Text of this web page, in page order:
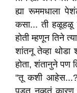
ह्या रूममधाला
कसा... ती हळूहळू
होती म्हणून तिने
शांतनू तेव्हा
होता, शंतानुने पण
"तू कशी
पडत नव्हतं